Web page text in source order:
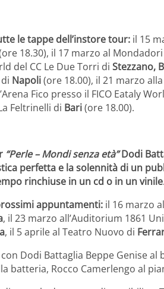
le tappe dell’instore tour: il 15
18.30), il 17 marzo al
del CC Le Due Torri di Stezzano,
Napoli(ore 18.00), il 21 marzo
Fico presso il FICO Eataly
Feltrinelli di Bari(ore 18.00).
“Perle – Mondi senza età”Dodi
perfetta e la solennità di un
rinchiuse in un cd o in un vinile.
appuntamenti: il 16 marzo
, il 23 marzo all’Auditorium 1861
, il 5 aprile al Teatro Nuovo di
Dodi Battaglia Beppe Genise al
batteria, Rocco Camerlengo al